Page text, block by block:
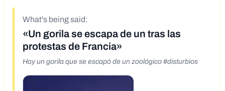
What's being said:
«Un gorila se escapa de un tras las
protestas de Francia»
Hay un gorila que se escapó de un zoológico #disturbios